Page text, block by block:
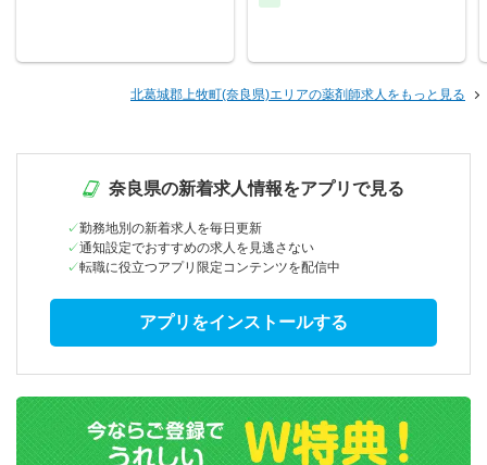
北葛城郡上牧町(奈良県)エリアの薬剤師求人をもっと見る
奈良県の新着求人情報をアプリで見る
勤務地別の新着求人を毎日更新
通知設定でおすすめの求人を見逃さない
転職に役立つアプリ限定コンテンツを配信中
アプリをインストールする